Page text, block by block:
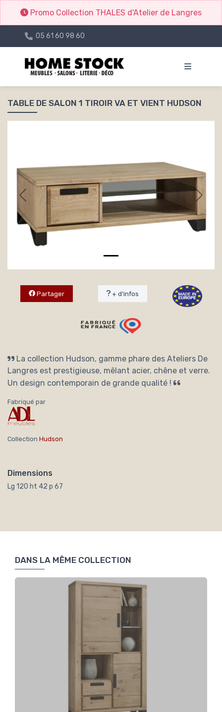
Promo Collection THALES d'Atelier de Langres
05 61 60 98 60
TABLE DE SALON 1 TIROIR VA ET VIENT HUDSON
Partager + d'infos
La collection Hudson, gamme phare des Ateliers De
Langres est prestigieuse, mêlant acier, chêne et verre.
Un design contemporain de grande qualité !
Fabriqué par
Collection Hudson
Dimensions
Lg 120 ht 42 p 67
DANS LA MÊME COLLECTION